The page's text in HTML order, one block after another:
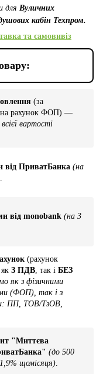
для Вуличних
кабін Техпром.
та самовивіз
(за
на рахунок ФОП) —
вартості
від ПриватБанка (на
від monobank (на 3
(рахунок
З ПДВ , так і БЕЗ
як з фізичними
(ФОП), так і з
ПП, ТОВ/ТзОВ,
"Миттєва
(до 500
щомісяця).